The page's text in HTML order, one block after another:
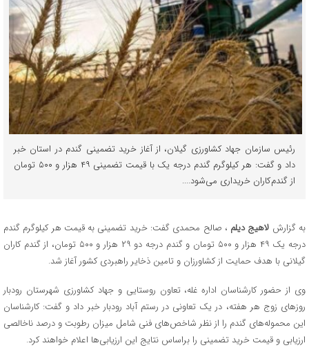
رئیس سازمان جهاد کشاورزی گیلان، از آغاز خرید تضمینی گندم در استان خبر
داد و گفت: هر کیلوگرم گندم درجه یک با قیمت تضمینی ۴۹ هزار و ۵۰۰ تومان
از گندم کاران خریداری می‌شود....
به گزارش لاهیج دیلم ، صالح محمدی گفت: خرید تضمینی به قیمت هر کیلوگرم گندم
درجه یک ۴۹ هزار و ۵۰۰ تومان و گندم درجه دو ۲۹ هزار و ۵۰۰ تومان، از گندم کاران
گیلانی با هدف حمایت از کشاورزان و تامین ذخایر راهبردی کشور آغاز شد.
وی از حضور کارشناسان اداره غله، تعاون روستایی و جهاد کشاورزی شهرستان رودبار
روز‌های زوج هر هفته، در یک تعاونی در رستم آباد رودبار خبر داد و گفت: کارشناسان
این محموله‌های گندم را از نظر شاخص‌های فنی شامل میزان رطوبت و درصد ناخالصی
ارزیابی و قیمت خرید تضمینی را براساس نتایج این ارزیابی‌ها اعلام خواهند کرد.